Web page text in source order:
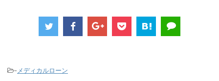
- メディカルローン